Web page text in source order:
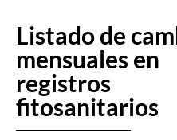
Listado de
mensuales en
registros
fitosanitarios